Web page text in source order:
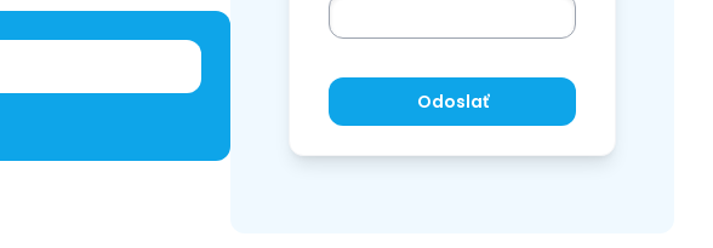
Odoslať